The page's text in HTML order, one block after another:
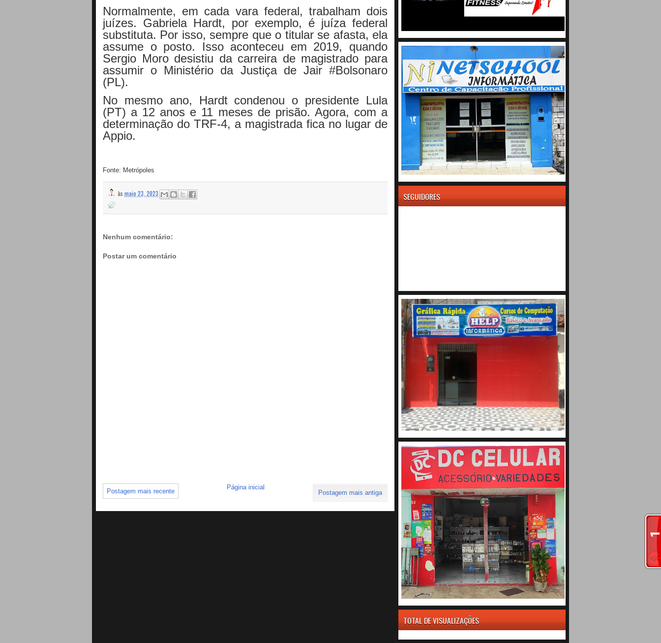
Normalmente, em cada vara federal, trabalham dois
juízes. Gabriela Hardt, por exemplo, é juíza federal
substituta. Por isso, sempre que o titular se afasta, ela
assume o posto. Isso aconteceu em 2019, quando
Sergio Moro desistiu da carreira de magistrado para
assumir o Ministério da Justiça de Jair #Bolsonaro
(PL).
No mesmo ano, Hardt condenou o presidente Lula
(PT) a 12 anos e 11 meses de prisão. Agora, com a
determinação do TRF-4, a magistrada fica no lugar de
Appio.
Fonte: Metrópoles
às maio 23, 2023
Nenhum comentário:
Postar um comentário
Postagem mais recente Postagem mais antiga
Página inicial
SEGUIDORES
TOTAL DE VISUALIZAÇÕES